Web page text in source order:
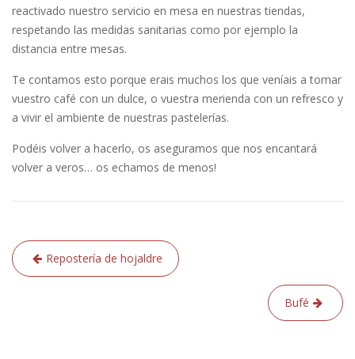
reactivado nuestro servicio en mesa en nuestras tiendas,
respetando las medidas sanitarias como por ejemplo la
distancia entre mesas.
Te contamos esto porque erais muchos los que veníais a tomar
vuestro café con un dulce, o vuestra merienda con un refresco y
a vivir el ambiente de nuestras pastelerías.
Podéis volver a hacerlo, os aseguramos que nos encantará
volver a veros… os echamos de menos!
Navegación
de
Repostería de hojaldre
Bufé